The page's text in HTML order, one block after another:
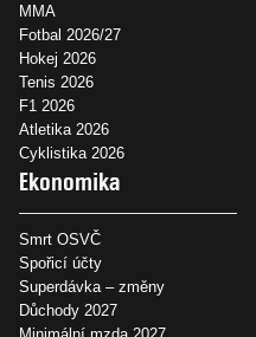
MMA
Fotbal 2026/27
Hokej 2026
Tenis 2026
F1 2026
Atletika 2026
Cyklistika 2026
Ekonomika
Smrt OSVČ
Spořicí účty
Superdávka – změny
Důchody 2027